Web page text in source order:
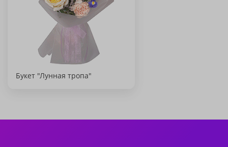
Букет "Лунная тропа"